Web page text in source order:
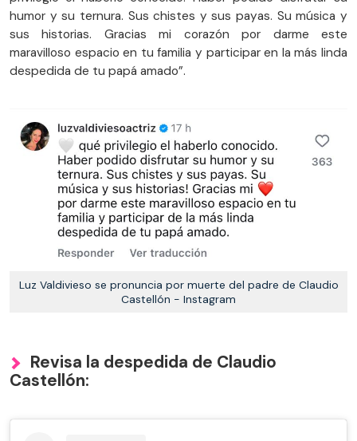
humor y su ternura. Sus chistes y sus payas. Su música y
sus historias. Gracias mi corazón por darme este
maravilloso espacio en tu familia y participar en la más linda
despedida de tu papá amado”.
Luz Valdivieso se pronuncia por muerte del padre de Claudio
Castellón - Instagram
Revisa la despedida de Claudio
Castellón: